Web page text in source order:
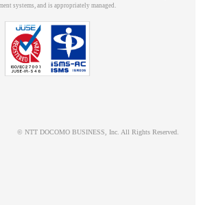
systems, and is appropriately managed.
© NTT DOCOMO BUSINESS, Inc. All Rights Reserved.